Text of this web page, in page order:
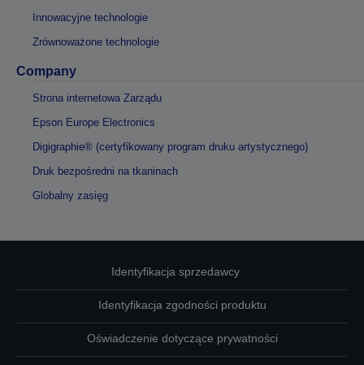
Innowacyjne technologie
Zrównoważone technologie
Company
Strona internetowa Zarządu
Epson Europe Electronics
Digigraphie® (certyfikowany program druku artystycznego)
Druk bezpośredni na tkaninach
Globalny zasięg
Identyfikacja sprzedawcy
Identyfikacja zgodności produktu
Oświadczenie dotyczące prywatności